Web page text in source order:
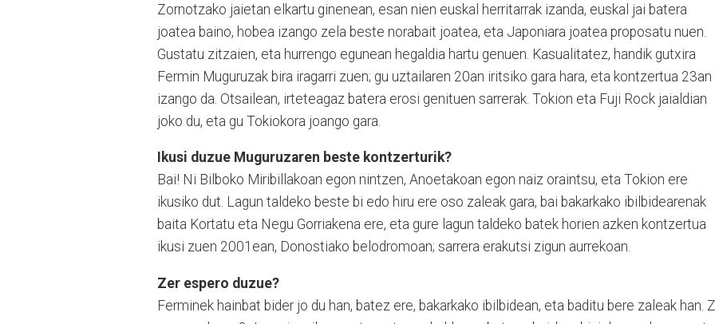
Zornotzako jaietan elkartu ginenean, esan nien euskal herritarrak izanda, euskal jai batera
joatea baino, hobea izango zela beste norabait joatea, eta Japoniara joatea proposatu nuen.
Gustatu zitzaien, eta hurrengo egunean hegaldia hartu genuen. Kasualitatez, handik gutxira
Fermin Muguruzak bira iragarri zuen; gu uztailaren 20an iritsiko gara hara, eta kontzertua 23an
izango da. Otsailean, irteteagaz batera erosi genituen sarrerak. Tokion eta Fuji Rock jaialdian
joko du, eta gu Tokiokora joango gara.
Ikusi duzue Muguruzaren beste kontzerturik?
Bai! Ni Bilboko Miribillakoan egon nintzen, Anoetakoan egon naiz oraintsu, eta Tokion ere
ikusiko dut. Lagun taldeko beste bi edo hiru ere oso zaleak gara, bai bakarkako ibilbidearenak
baita Kortatu eta Negu Gorriakena ere, eta gure lagun taldeko batek horien azken kontzertua
ikusi zuen 2001ean, Donostiako belodromoan; sarrera erakutsi zigun aurrekoan.
Zer espero duzue?
Ferminek hainbat bider jo du han, batez ere, bakarkako ibilbidean, eta baditu bere zaleak han.